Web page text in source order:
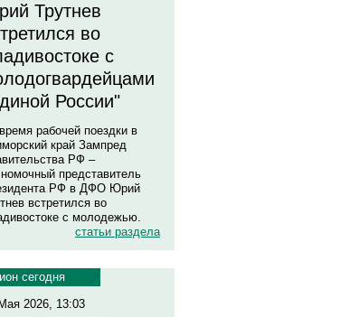
Трутнев
во
с
России"
рабочей поездки в
край Зампред
РФ –
представитель
РФ в ДФО Юрий
встретился во
с молодежью.
статьи раздела
сегодня
2026, 13:03